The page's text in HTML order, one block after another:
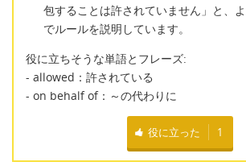
包することは許されていません」と、
でルールを説明しています。
役に立ちそうな単語とフレーズ:
- allowed：許されている
- on behalf of：～の代わりに
役に立った 1